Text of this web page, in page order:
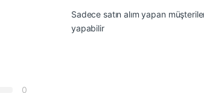
0
Sadece satın alım yapan
yapabilir